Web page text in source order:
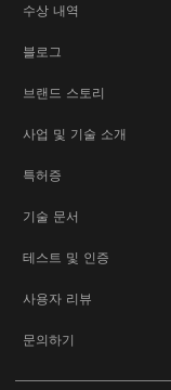
수상 내역
블로그
브랜드 스토리
사업 및 기술 소개
특허증
기술 문서
테스트 및 인증
사용자 리뷰
문의하기